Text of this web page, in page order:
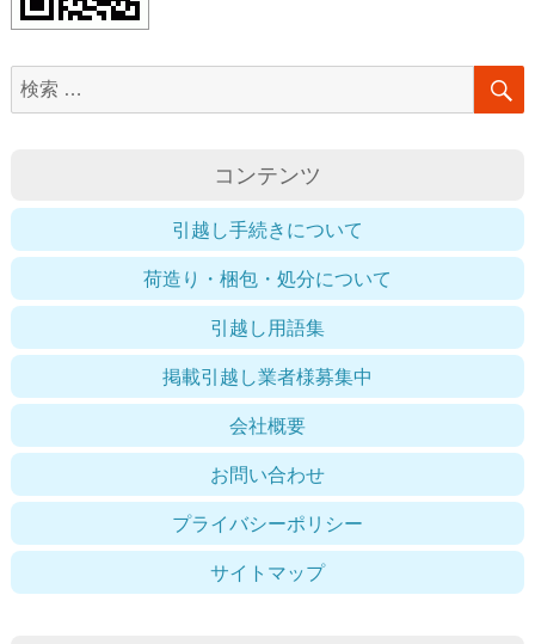
検
索
コンテンツ
引越し手続きについて
荷造り・梱包・処分について
引越し用語集
掲載引越し業者様募集中
会社概要
お問い合わせ
プライバシーポリシー
サイトマップ